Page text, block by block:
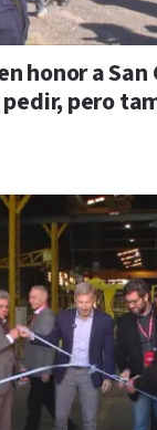
honor a
pedir, pero